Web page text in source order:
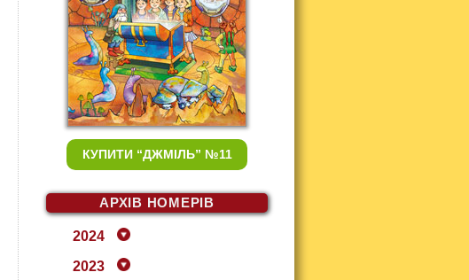
КУПИТИ “ДЖМІЛЬ” №11
АРХІВ НОМЕРІВ
2024
2023